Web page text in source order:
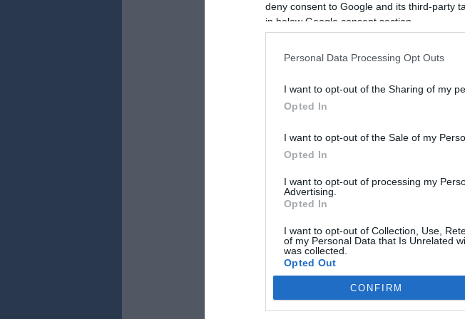
deny consent to Google and its third-party
in below Google consent section.
Personal Data Processing Opt Outs
I want to opt-out of the Sharing of my
Opted In
I want to opt-out of the Sale of my
Opted In
I want to opt-out of processing my
Advertising.
Opted In
I want to opt-out of Collection, Use,
of my Personal Data that Is Unrelated
was collected.
Opted Out
Google consents
CONFIRM
és 2016 közötti időszakra.
Boriszlavban a XIX. század közepétől több
kitermelő vállalat, a Boriszlavnyeftyegaz még
Kapcsolódó írások:
Négy évre eltiltották az olimpiai ezüstérmes
Az ukrajnai sulikban már nem szabad piálni
Klicsko szerint "véres felkelés" törhet ki
Olimpiát rendezne Ukrajnában Szergej Bubka
Ukrajnában elfogadhatják a magyarbarát